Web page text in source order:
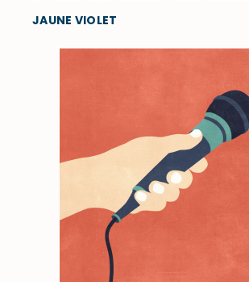
JAUNE VIOLET